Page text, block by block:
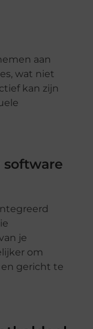
aan
wat niet
kan zijn
software
je
om
gericht te